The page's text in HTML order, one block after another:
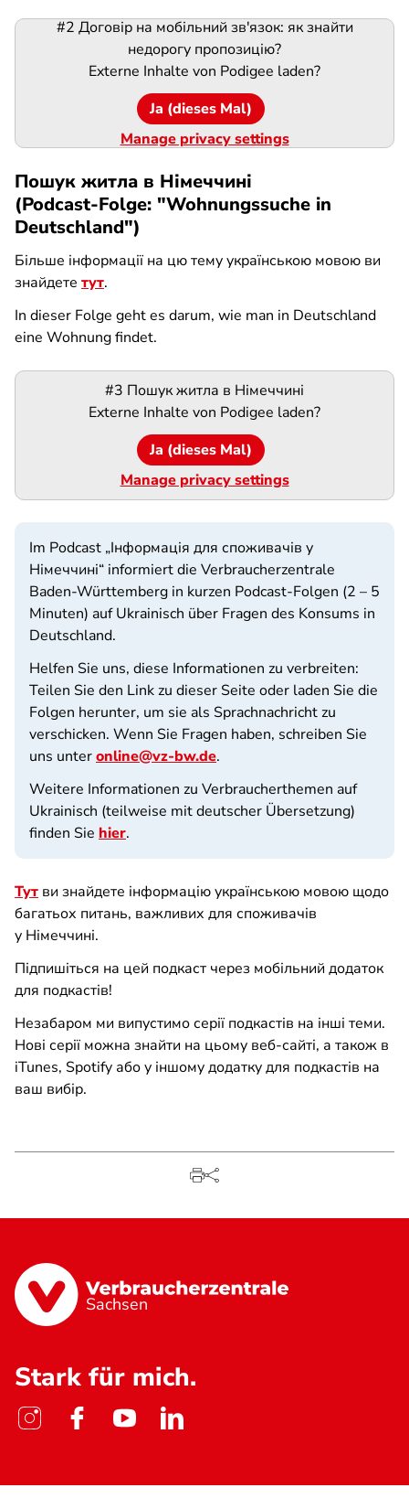
Podigee-#2 Договір на мобільний зв'язок: як знайти
недорогу пропозицію?
Externe Inhalte von Podigee laden?
Ja (dieses Mal)
Manage privacy settings
Пошук житла в Німеччині
(Podcast-Folge: "Wohnungssuche in
Deutschland")
Більше інформації на цю тему українською мовою ви
знайдете тут.
In dieser Folge geht es darum, wie man in Deutschland
eine Wohnung findet.
Podigee-
#3 Пошук житла в Німеччині
Externe Inhalte von Podigee laden?
Ja (dieses Mal)
Manage privacy settings
Im Podcast „Інформація для споживачів у
Німеччині“ informiert die Verbraucherzentrale
Baden-Württemberg in kurzen Podcast-Folgen (2 – 5
Minuten) auf Ukrainisch über Fragen des Konsums in
Deutschland.
Helfen Sie uns, diese Informationen zu verbreiten:
Teilen Sie den Link zu dieser Seite oder laden Sie die
Folgen herunter, um sie als Sprachnachricht zu
verschicken. Wenn Sie Fragen haben, schreiben Sie
uns unteronline@vz-bw.de.
Weitere Informationen zu Verbraucherthemen auf
Ukrainisch (teilweise mit deutscher Übersetzung)
finden Sie hier.
Тут ви знайдете інформацію українською мовою щодо
багатьох питань, важливих для споживачів
у Німеччині.
Підпишіться на цей подкаст через мобільний додаток
для подкастів!
Незабаром ми випустимо серії подкастів на інші теми.
Нові серії можна знайти на цьому веб-сайті, а також в
iTunes, Spotify або у іншому додатку для подкастів на
ваш вибір.
Sachsen
Stark für mich.